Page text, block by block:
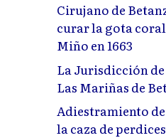
Cirujano de
curar la gota
Miño en 1663
La Jurisdicción
Las Mariñas de
Adiestramiento
la caza de perdices